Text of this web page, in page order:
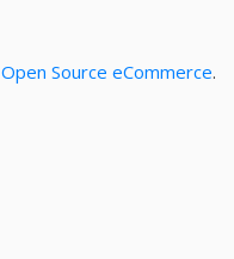
Open Source eCommerce.